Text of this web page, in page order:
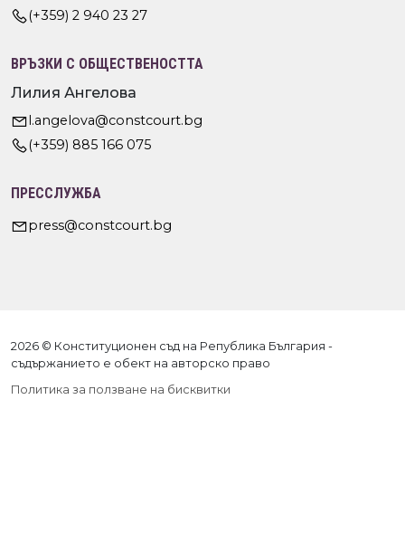
(+359) 2 940 23 27
ВРЪЗКИ С ОБЩЕСТВЕНОСТТА
Лилия Ангелова
l.angelova@constcourt.bg
(+359) 885 166 075
ПРЕССЛУЖБА
press@constcourt.bg
2026 © Конституционен съд на Република България -
съдържанието е обект на авторско право
Политика за ползване на бисквитки